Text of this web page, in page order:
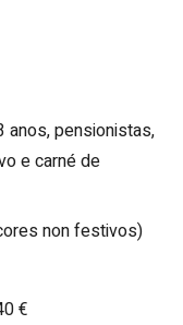
anos, pensionistas,
e carné de
non festivos)
€